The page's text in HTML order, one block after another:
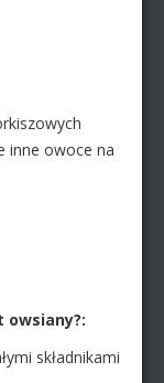
inne owoce na
składnikami